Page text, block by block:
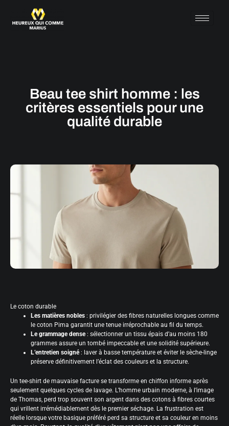
Beau tee shirt homme : les
critères essentiels pour une
qualité durable
Le coton durable
Les matières nobles : privilégier des fibres naturelles longues comme
le coton Pima garantit une tenue irréprochable au fil du temps.
Le grammage dense: sélectionner un tissu épais d’au moins 180
grammes assure un tombé impeccable et une solidité supérieure.
L’entretien soigné: laver à basse température et éviter le sèche-linge
préserve définitivement l’éclat des couleurs et la structure.
Un tee-shirt de mauvaise facture se transforme en chiffon informe après
seulement quelques cycles de lavage. L’homme urbain moderne, à l’image
de Thomas, perd trop souvent son argent dans des cotons à fibres courtes
qui vrillent irrémédiablement dès le premier séchage. La frustration est
réelle lorsque votre basique préféré perd sa structure et sa couleur en moins